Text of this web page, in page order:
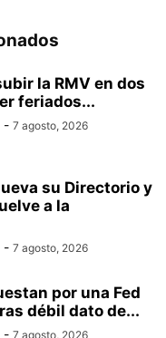
la RMV en dos
feriados...
- 7 agosto, 2026
su Directorio y
a la
- 7 agosto, 2026
por una Fed
débil dato de...
- 7 agosto, 2026